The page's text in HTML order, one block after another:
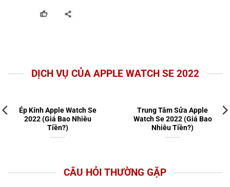
DỊCH VỤ CỦA APPLE WATCH SE 2022
Ép Kính Apple Watch Se
2022 (Giá Bao Nhiêu
Tiền?)
Trung Tâm Sửa Apple
Watch Se 2022 (Giá Bao
Nhiêu Tiền?)
CÂU HỎI THƯỜNG GẶP